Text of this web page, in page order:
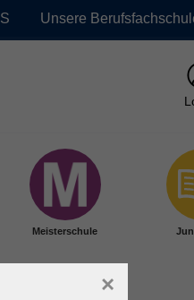
Unsere
Meisterschule
×